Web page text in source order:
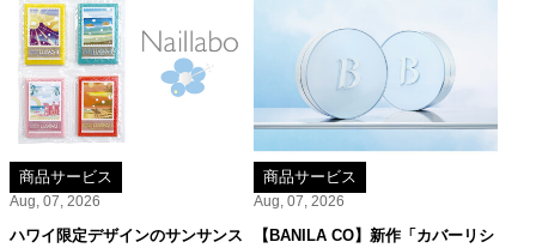
商品サービス
Aug, 07, 2026
ハワイ限定デザインのサンサンス
商品サービス
Aug, 07, 2026
【BANILA CO】新作「カバーリシ